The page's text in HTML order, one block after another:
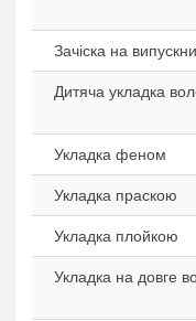
Зачіска на
Дитяча укладка
Укладка феном
Укладка праскою
Укладка плойкою
Укладка на довге